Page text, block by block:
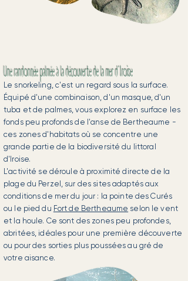
Une randonnée palmée à la découverte de la mer d'Iroise
Le snorkeling, c'est un regard sous la surface.
Équipé d'une combinaison, d'un masque, d'un
tuba et de palmes, vous explorez en surface les
fonds peu profonds de l'anse de Bertheaume -
ces zones d'habitats où se concentre une
grande partie de la biodiversité du littoral
d'Iroise.
L'activité se déroule à proximité directe de la
plage du Perzel, sur des sites adaptés aux
conditions de mer du jour : la pointe des Curés
ou le pied du Fort de Bertheaume selon le vent
et la houle. Ce sont des zones peu profondes,
abritées, idéales pour une première découverte
ou pour des sorties plus poussées au gré de
votre aisance.